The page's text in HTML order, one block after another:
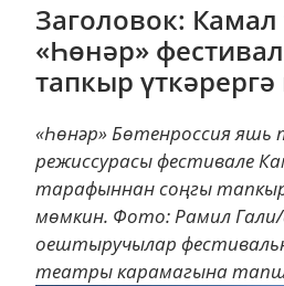
Заголовок: Камал
«Һөнәр»
тапкыр
«Һөнәр» Бөтенроссия
режиссурасы фестивале
тарафыннан соңгы
мөмкин. Фото: Рамил
оештыручылар
театры карамагына